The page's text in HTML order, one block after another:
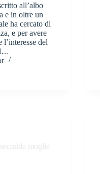
all’albo
e in oltre un
ha cercato di
e per avere
del
moglie